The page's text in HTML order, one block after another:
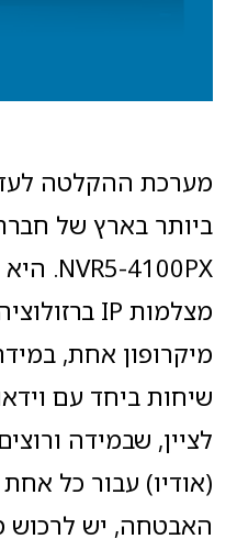
מיקרופון אחת,
שיחות ביחד עם
לציין, שבמידה
(אודיו) עבור כל